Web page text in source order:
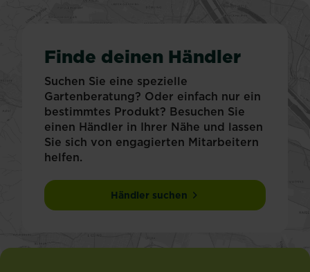
Finde deinen Händler
Suchen Sie eine spezielle
Gartenberatung? Oder einfach nur ein
bestimmtes Produkt? Besuchen Sie
einen Händler in Ihrer Nähe und lassen
Sie sich von engagierten Mitarbeitern
helfen.
Händler suchen